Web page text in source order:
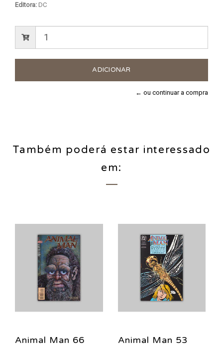
Editora: DC
← ou continuar a compra
Também poderá estar interessado
em:
Animal Man 66
Animal Man 53